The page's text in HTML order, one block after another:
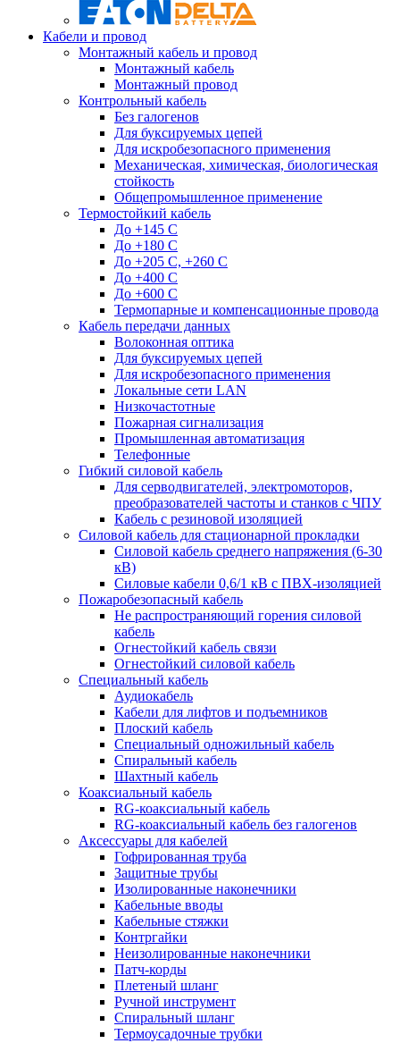
Кабели и провод
Монтажный кабель и провод
Монтажный кабель
Монтажный провод
Контрольный кабель
Без галогенов
Для буксируемых цепей
Для искробезопасного применения
Механическая, химическая, биологическая
стойкость
Общепромышленное применение
Термостойкий кабель
До +145 С
До +180 C
До +205 С, +260 С
До +400 C
До +600 С
Термопарные и компенсационные провода
Кабель передачи данных
Волоконная оптика
Для буксируемых цепей
Для искробезопасного применения
Локальные сети LAN
Низкочастотные
Пожарная сигнализация
Промышленная автоматизация
Телефонные
Гибкий силовой кабель
Для серводвигателей, электромоторов,
преобразователей частоты и станков с ЧПУ
Кабель с резиновой изоляцией
Силовой кабель для стационарной прокладки
Силовой кабель среднего напряжения (6-30
кВ)
Силовые кабели 0,6/1 кВ с ПВХ-изоляцией
Пожаробезопасный кабель
Не распространяющий горения силовой
кабель
Огнестойкий кабель связи
Огнестойкий силовой кабель
Специальный кабель
Аудиокабель
Кабели для лифтов и подъемников
Плоский кабель
Специальный одножильный кабель
Спиральный кабель
Шахтный кабель
Коаксиальный кабель
RG-коаксиальный кабель
RG-коаксиальный кабель без галогенов
Аксессуары для кабелей
Гофрированная труба
Защитные трубы
Изолированные наконечники
Кабельные вводы
Кабельные стяжки
Контргайки
Неизолированные наконечники
Патч-корды
Плетеный шланг
Ручной инструмент
Спиральный шланг
Термоусадочные трубки